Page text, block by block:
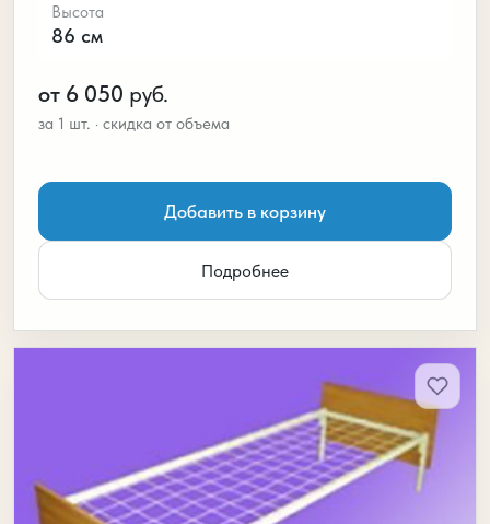
Высота
86 см
от 6 050 руб.
Добавить в корзину
Подробнее